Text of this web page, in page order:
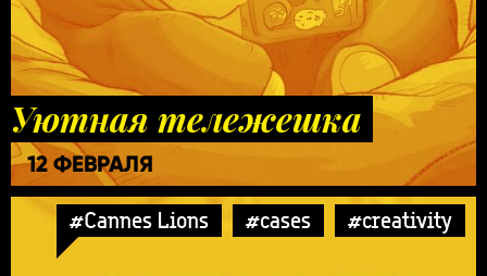
Уютная тележешка
12 ФЕВРАЛЯ
#Cannes Lions #cases #creativity